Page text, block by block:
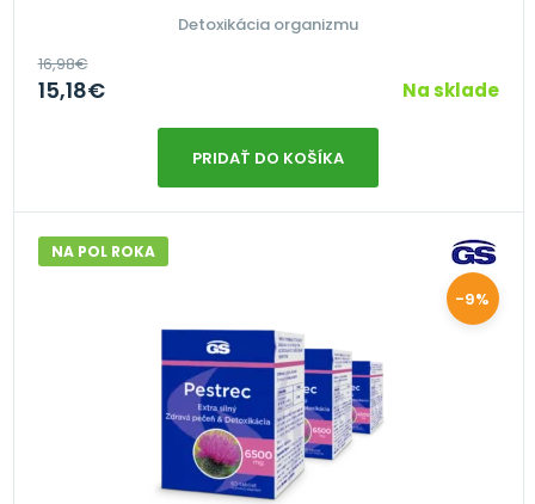
Detoxikácia organizmu
16,98€
15,18€ Na sklade
PRIDAŤ DO KOŠÍKA
NA POL ROKA
-9%